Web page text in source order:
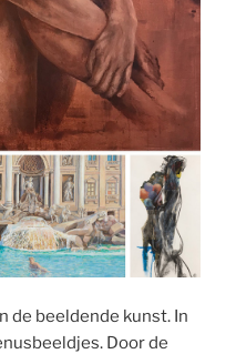
de beeldende kunst. In
Door de